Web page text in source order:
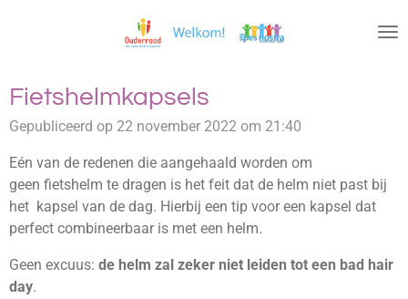
de
hoofdinhoud
Fietshelmkapsels
Gepubliceerd op 22 november 2022 om 21:40
Eén van de redenen die aangehaald worden om
geen fietshelm te dragen is het feit dat de helm niet past bij
het kapsel van de dag. Hierbij een tip voor een kapsel dat
perfect combineerbaar is met een helm.
Geen excuus: de helm zal zeker niet leiden tot een bad hair
day.